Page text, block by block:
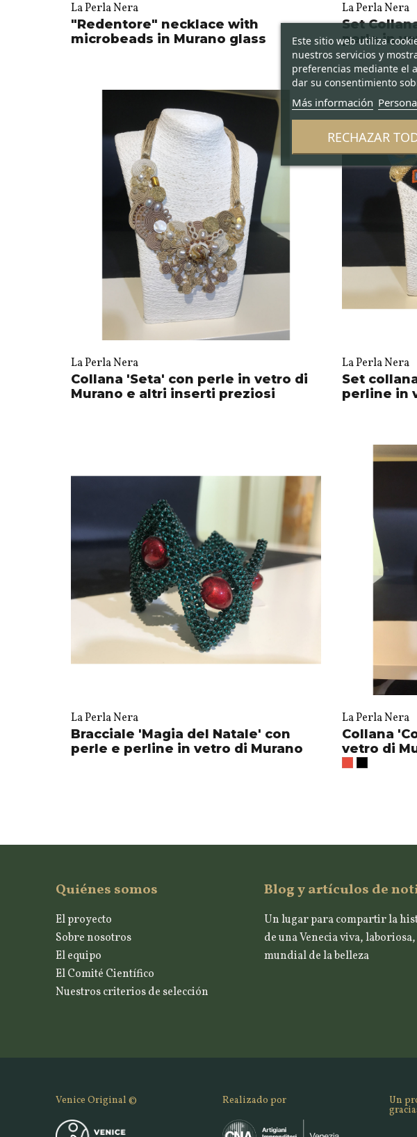
La Perla Nera
"Redentore" necklace with
microbeads in Murano glass
La Perla Nera
Set
perle in
La Perla Nera
Collana 'Seta' con perle in vetro di
Murano e altri inserti preziosi
La Perla Nera
Set
perline in
La Perla Nera
Bracciale 'Magia del Natale' con
perle e perline in vetro di Murano
La Perla Nera
Collana
vetro di
Quiénes somos
El proyecto
Sobre nosotros
El equipo
El Comité Científico
Nuestros criterios de selección
Blog y artículos de
Un lugar para compartir la
de una Venecia viva,
mundial de la belleza
Venice Original © Realizado por Un
Este sitio web utiliza
nuestros servicios y
preferencias mediante el
dar su consentimiento
Más información
RECHAZAR